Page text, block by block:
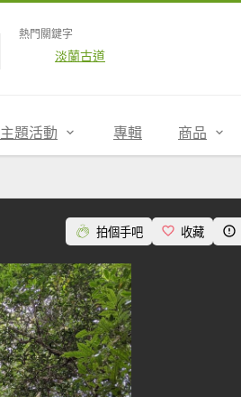
熱門關鍵字
淡蘭古道
主題活動 專輯 商品
拍個手吧 收藏